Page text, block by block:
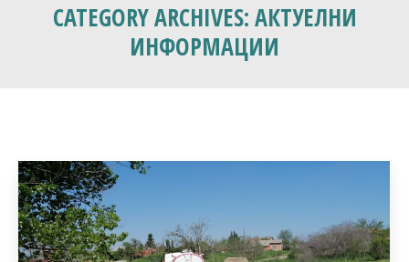
CATEGORY ARCHIVES:АКТУЕЛНИ
ИНФОРМАЦИИ